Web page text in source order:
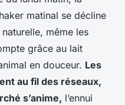
matinal se décline
même les
grâce au lait
en douceur. Les
au fil des réseaux,
s’anime, l’ennui